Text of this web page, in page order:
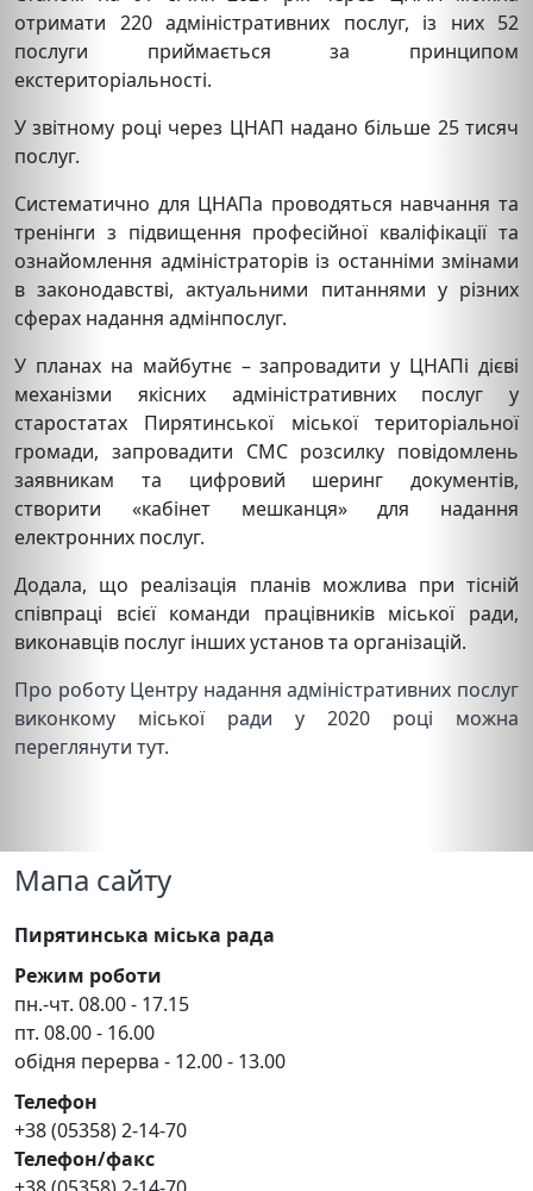
отримати 220 адміністративних послуг, із них 52
послуги приймається за принципом
екстериторіальності.
У звітному році через ЦНАП надано більше 25 тисяч
послуг.
Систематично для ЦНАПа проводяться навчання та
тренінги з підвищення професійної кваліфікації та
ознайомлення адміністраторів із останніми змінами
в законодавстві, актуальними питаннями у різних
сферах надання адмінпослуг.
У планах на майбутнє – запровадити у ЦНАПі дієві
механізми якісних адміністративних послуг у
старостатах Пирятинської міської територіальної
громади, запровадити СМС розсилку повідомлень
заявникам та цифровий шеринг документів,
створити «кабінет мешканця» для надання
електронних послуг.
Додала, що реалізація планів можлива при тісній
співпраці всієї команди працівників міської ради,
виконавців послуг інших установ та організацій.
Про роботу Центру надання адміністративних послуг
виконкому міської ради у 2020 році можна
переглянути тут.
Мапа сайту
Пирятинська міська рада
Режим роботи
пн.-чт. 08.00 - 17.15
пт. 08.00 - 16.00
обідня перерва - 12.00 - 13.00
Телефон
+38 (05358) 2-14-70
Телефон/факс